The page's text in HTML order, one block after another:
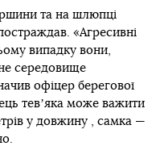
та на шлюпці
«Агресивні
випадку вони,
середовище
офіцер берегової
тевʼяка може важити
у довжину , самка —